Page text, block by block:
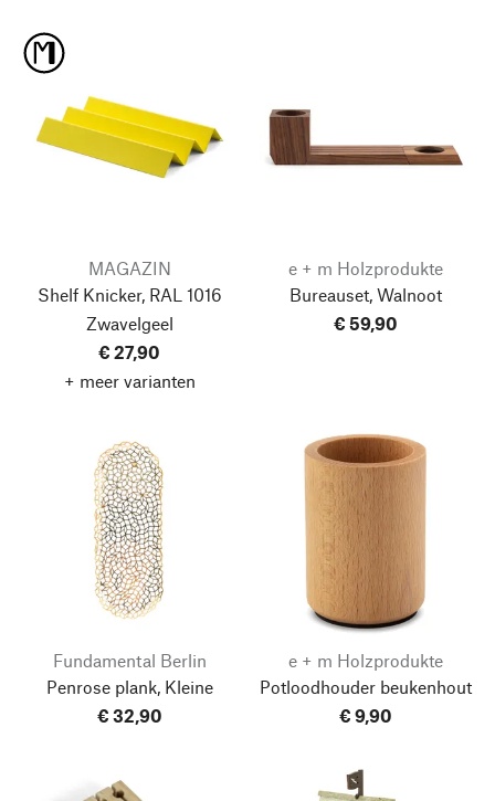
MAGAZIN
Shelf Knicker, RAL 1016
Zwavelgeel
€ 27,90
+ meer varianten
e + m Holzprodukte
Bureauset, Walnoot
€ 59,90
Fundamental Berlin
Penrose plank, Kleine
€ 32,90
e + m Holzprodukte
Potloodhouder beukenhout
€ 9,90